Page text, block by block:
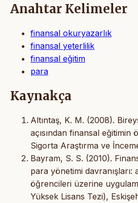
Anahtar Kelimeler
finansal okuryazarlık
finansal yeterlilik
finansal eğitim
para
Kaynakça
Altıntaş, K. M. (2008).
açısından finansal eğitimin
Sigorta Araştırma ve
Bayram, S. S. (2010).
para yönetimi davranışları:
öğrencileri üzerine
Yüksek Lisans Tezi),